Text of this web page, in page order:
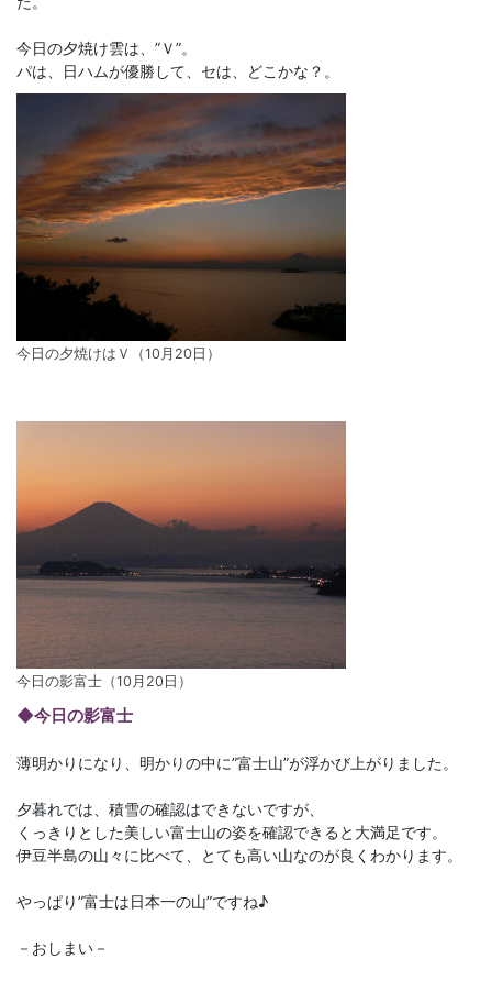
今日の夕焼け雲は、”Ｖ”。
パは、日ハムが優勝して、セは、どこかな？。
今日の夕焼けはＶ（10月20日）
今日の影富士（10月20日）
◆今日の影富士
薄明かりになり、明かりの中に”富士山”が浮かび上がりました。
夕暮れでは、積雪の確認はできないですが、
くっきりとした美しい富士山の姿を確認できると大満足です。
伊豆半島の山々に比べて、とても高い山なのが良くわかります。
やっぱり”富士は日本一の山”ですね♪
－おしまい－